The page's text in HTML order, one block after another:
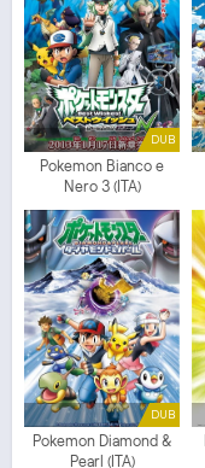
DUB
Pokemon Bianco e
Nero 3 (ITA)
DUB
Pokemon Diamond &
Pearl (ITA)